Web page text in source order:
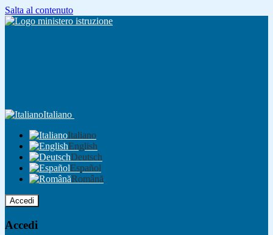
Salta al contenuto
Italiano
Italiano
English
Deutsch
Español
Română
Accedi
Accedi